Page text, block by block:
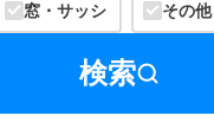
窓・サッシ その他
検索